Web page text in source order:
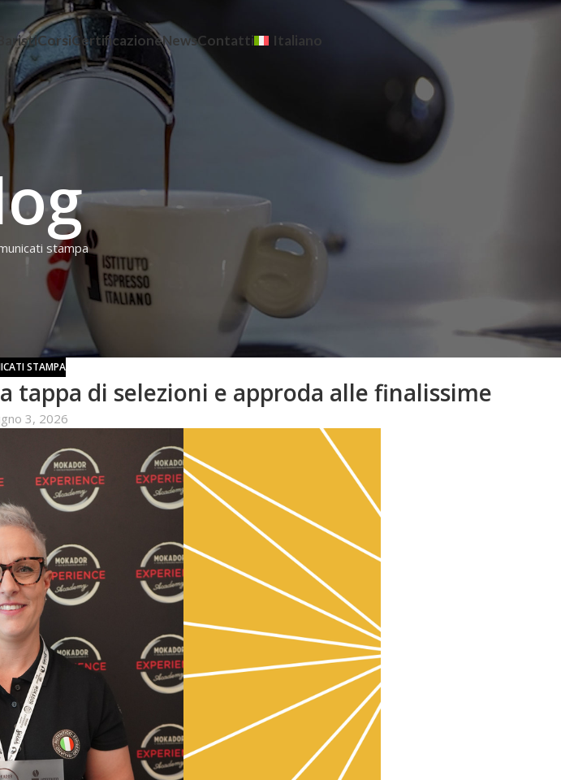
CorsiCertificazioneNewsContatti Italiano
stampa
STAMPA
di selezioni e approda alle finalissime
3, 2026